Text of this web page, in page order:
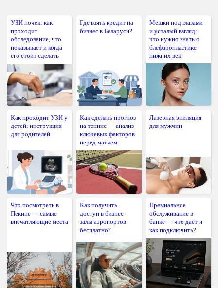
УЗИ почек: как
проходит
обследование, что
показывает и когда
его стоит сделать
Где взять кредит на
бизнес в Беларуси?
Мешки под глазами
и усталый взгляд:
что нужно знать о
блефаропластике
нижних век
Как проходит УЗИ у
детей: инструкция
для родителей
Как сделать прогноз
на теннис — анализ
ключевых факторов
перед матчем
Лазерная эпиляция
для мужчин
Что посмотреть в
Пекине — самые
впечатляющие места
Как получить
доступ в бизнес-
залы аэропортов
бесплатно?
Премиальное
обслуживание в
банке — что даёт и
как подключить?